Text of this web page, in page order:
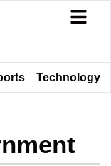
Technology